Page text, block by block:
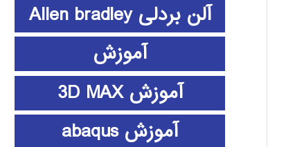
آلن بردلی Allen bradley
آموزش
آموزش 3D MAX
آموزش abaqus